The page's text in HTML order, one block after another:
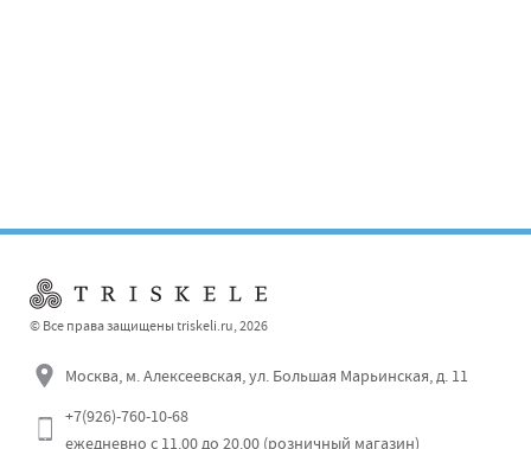
© Все права защищены triskeli.ru, 2026
Москва, м. Алексеевская, ул. Большая Марьинская, д. 11
+7(926)-760-10-68
ежедневно с 11.00 до 20.00 (розничный магазин)